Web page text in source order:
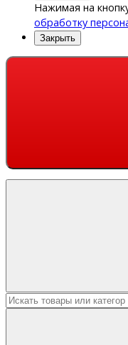
Нажимая на
обработку
Закрыть